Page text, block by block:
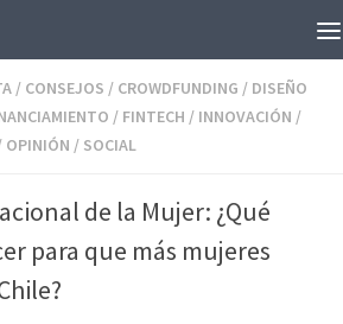
/ CONSEJOS / CROWDFUNDING / DISEÑO
/ FINTECH / INNOVACIÓN /
OPINIÓN / SOCIAL
de la Mujer: ¿Qué
para que más mujeres